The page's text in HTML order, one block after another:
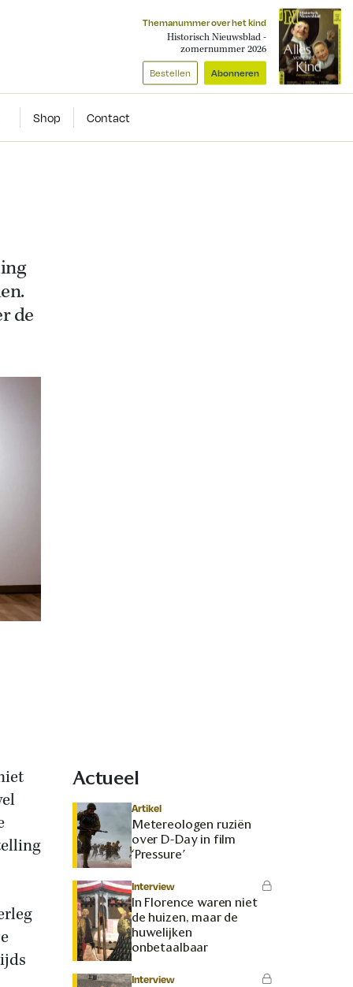
Themanummer over het kind
Historisch Nieuwsblad -
zomernummer 2026
Bestellen Abonneren
Shop Contact
.
de
Actueel
Artikel
Metereologen ruziën
over D-Day in film
‘Pressure’
Interview
In Florence waren niet
de huizen, maar de
huwelijken
onbetaalbaar
Interview